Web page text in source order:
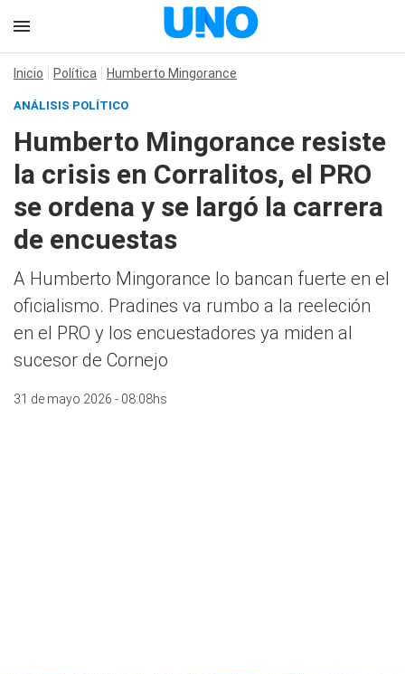
Inicio Política Humberto Mingorance
ANÁLISIS POLÍTICO
Humberto Mingorance resiste
la crisis en Corralitos, el PRO
se ordena y se largó la carrera
de encuestas
A Humberto Mingorance lo bancan fuerte en el
oficialismo. Pradines va rumbo a la reeleción
en el PRO y los encuestadores ya miden al
sucesor de Cornejo
31 de mayo 2026 - 08:08hs